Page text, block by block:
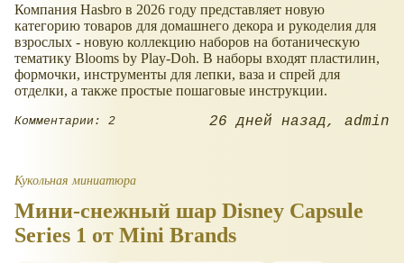
Компания Hasbro в 2026 году представляет новую
категорию товаров для домашнего декора и рукоделия для
взрослых - новую коллекцию наборов на ботаническую
тематику Blooms by Play-Doh. В наборы входят пластилин,
формочки, инструменты для лепки, ваза и спрей для
отделки, а также простые пошаговые инструкции.
Комментарии: 2 26 дней назад admin
Кукольная миниатюра
Мини-снежный шар Disney Capsule
Series 1 от Mini Brands